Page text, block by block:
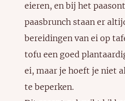
eieren, en bij het
paasbrunch staan er
bereidingen van ei op
tofu een goed
ei, maar je hoeft je niet
te beperken.